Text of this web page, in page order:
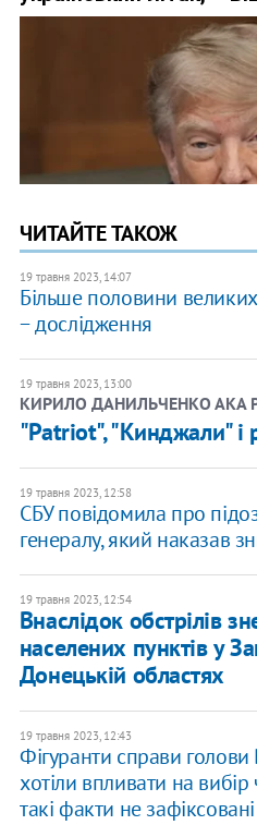
ЧИТАЙТЕ ТАКОЖ
19 травня 2023, 14:07
Більше половини
− дослідження
19 травня 2023, 13:00
КИРИЛО ДАНИЛЬЧЕНКО АКА
"Patriot", "Кинджали" і
19 травня 2023, 12:58
СБУ повідомила про
генералу, який наказав
19 травня 2023, 12:54
Внаслідок обстрілів
населених пунктів у
Донецькій областях
19 травня 2023, 12:43
Фігуранти справи
хотіли впливати на
такі факти не зафіксовані